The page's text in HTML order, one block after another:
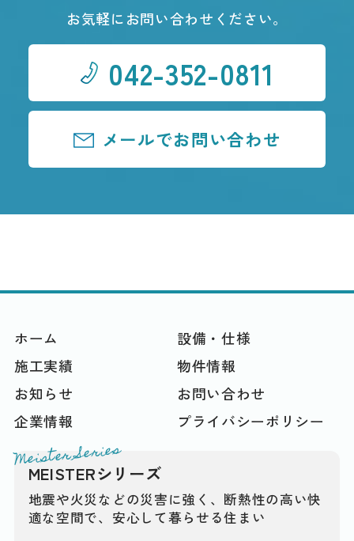
お気軽にお問い合わせください。
042-352-0811
メールでお問い合わせ
ホーム
設備・仕様
施工実績
物件情報
お知らせ
お問い合わせ
企業情報
プライバシーポリシー
Meister Series
MEISTERシリーズ
地震や火災などの災害に強く、断熱性の高い快
適な空間で、安心して暮らせる住まい